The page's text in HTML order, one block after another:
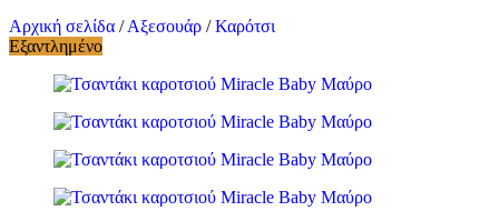
Αρχική σελίδα / Αξεσουάρ / Καρότσι
Εξαντλημένο